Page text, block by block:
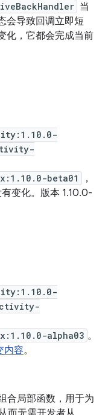
当
会导致回调立即短
化，它都会完成当前
beta01
，
变化。版本 1.10.0-
alpha03 。
内容。
合局部函数，用于为